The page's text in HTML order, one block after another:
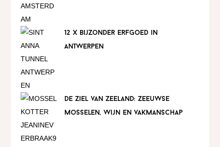
12 x bijzonder erfgoed in
antwerpen
de ziel van zeeland: zeeuwse
mosselen, wijn en vakmanschap